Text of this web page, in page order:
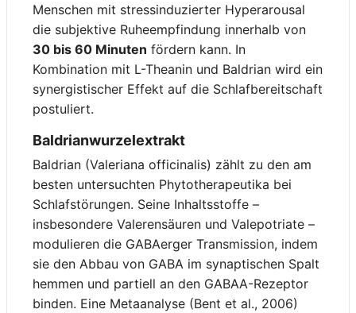
Menschen mit stressinduzierter Hyperarousal
die subjektive Ruheempfindung innerhalb von
30 bis 60 Minuten fördern kann. In
Kombination mit L-Theanin und Baldrian wird ein
synergistischer Effekt auf die Schlafbereitschaft
postuliert.
Baldrianwurzelextrakt
Baldrian (Valeriana officinalis) zählt zu den am
besten untersuchten Phytotherapeutika bei
Schlafstörungen. Seine Inhaltsstoffe –
insbesondere Valerensäuren und Valepotriate –
modulieren die GABAerger Transmission, indem
sie den Abbau von GABA im synaptischen Spalt
hemmen und partiell an den GABAA-Rezeptor
binden. Eine Metaanalyse (Bent et al., 2006)